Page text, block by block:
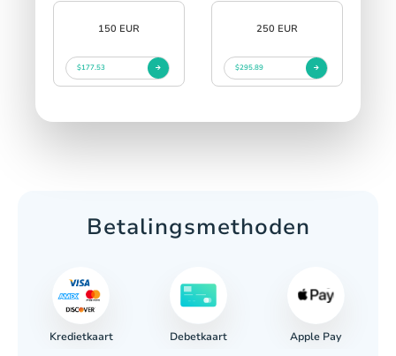
150 EUR
$177.53
250 EUR
$295.89
Betalingsmethoden
Kredietkaart Debetkaart Apple Pay